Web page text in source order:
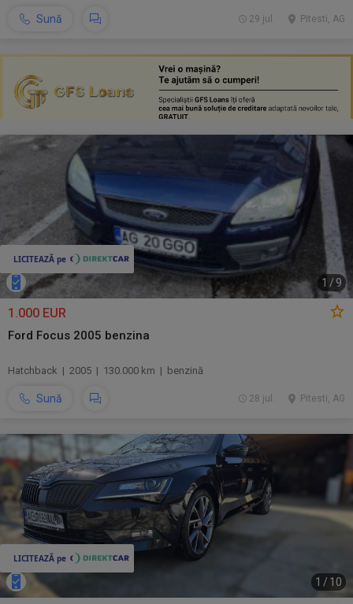
Sună Pitesti, AG
29 jul.
1 /9
1.000 EUR
Ford Focus 2005 benzina
Hatchback | 2005 | 130.000 km | benzină
Sună Pitesti, AG
28 jul.
1 / 10